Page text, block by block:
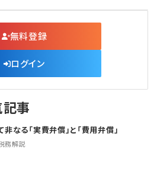
無料登録
ログイン
事
非なる「実費弁償」と「費用弁償」
務解説